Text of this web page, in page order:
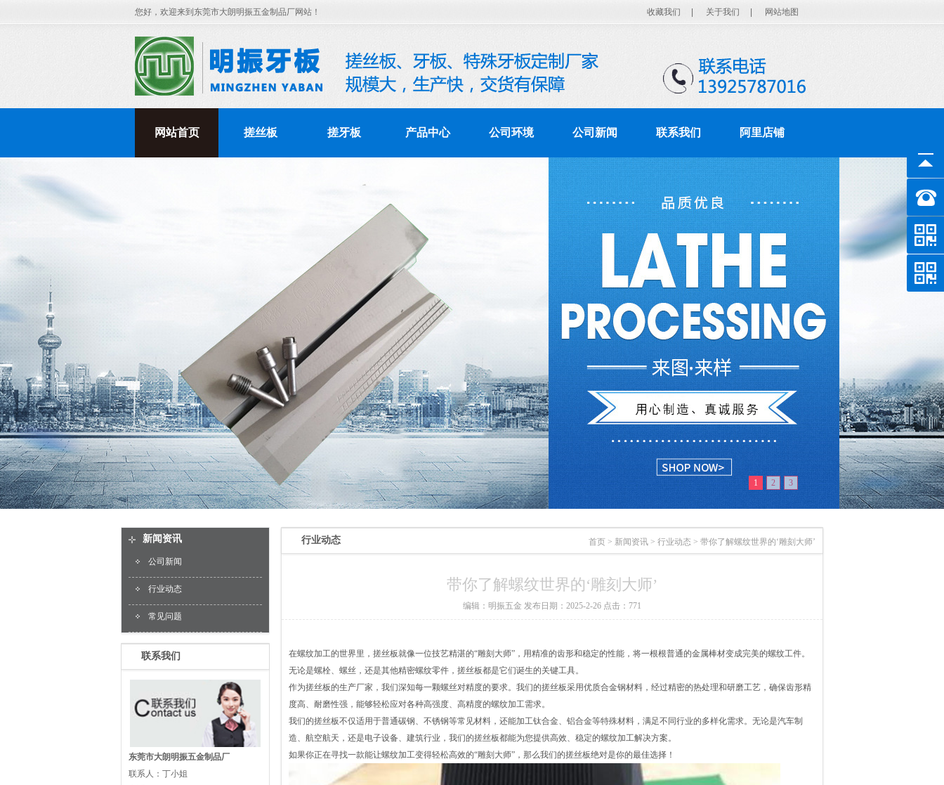
您好，欢迎来到东莞市大朗明振五金制品厂网站！ 收藏我们 关于我们 网站地图
网站首页 搓丝板 搓牙板 产品中心 公司环境 公司新闻 联系我们 阿里店铺
1 2 3
新闻资讯
公司新闻
行业动态
常见问题
联系我们
东莞市大朗明振五金制品厂
联系人： 丁小姐
首页 > 新闻资讯 > 行业动态 > 带你了解螺纹世界的‘雕刻大师’
行业动态
带你了解螺纹世界的‘雕刻大师’
编辑：明振五金 发布日期：2025-2-26 点击：771
在螺纹加工的世界里，搓丝板就像一位技艺精湛的“雕刻大师”，用精准的齿形和稳定的性能，将一根根普通的金属棒材变成完美的螺纹工件。
无论是螺栓、螺丝，还是其他精密螺纹零件，搓丝板都是它们诞生的关键工具。
作为搓丝板的生产厂家，我们深知每一颗螺丝对精度的要求。我们的搓丝板采用优质合金钢材料，经过精密的热处理和研磨工艺，确保齿形精
度高、耐磨性强，能够轻松应对各种高强度、高精度的螺纹加工需求。
我们的搓丝板不仅适用于普通碳钢、不锈钢等常见材料，还能加工钛合金、铝合金等特殊材料，满足不同行业的多样化需求。无论是汽车制
造、航空航天，还是电子设备、建筑行业，我们的搓丝板都能为您提供高效、稳定的螺纹加工解决方案。
如果你正在寻找一款能让螺纹加工变得轻松高效的“雕刻大师”，那么我们的搓丝板绝对是你的最佳选择！